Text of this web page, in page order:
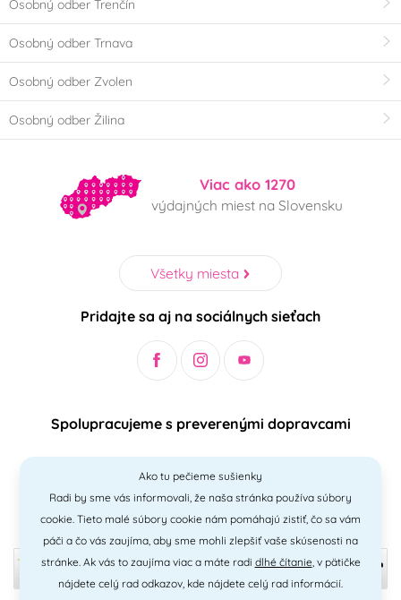
Osobný odber Trenčín
Osobný odber Trnava
Osobný odber Zvolen
Osobný odber Žilina
Viac ako 1270
výdajných miest na Slovensku
Všetky miesta
Pridajte sa aj na sociálnych sieťach
Spolupracujeme s preverenými dopravcami
Bezpečný a jednoduchý spôsob platieb
Ako tu pečieme sušienky
Radi by sme vás informovali, že naša stránka používa súbory
cookie. Tieto malé súbory cookie nám pomáhajú zistiť, čo sa vám
páči a čo vás zaujíma, aby sme mohli zlepšiť vaše skúsenosti na
stránke. Ak vás to zaujíma viac a máte radi dlhé čítanie, v pätičke
nájdete celý rad odkazov, kde nájdete celý rad informácií.